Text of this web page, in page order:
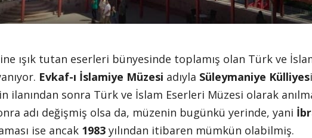
ışık tutan eserleri bünyesinde toplamış olan Türk ve
Evkaf-ı İslamiye Müzesi adıyla Süleymaniye Külliyes
ilanından sonra Türk ve İslam Eserleri Müzesi olarak
adı değişmiş olsa da, müzenin bugünkü yerinde, yani
ise ancak 1983yılından itibaren mümkün olabilmiş.